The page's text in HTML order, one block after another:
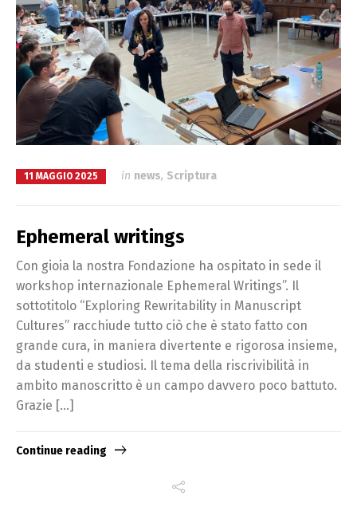
11 MAGGIO 2025 in news, Scriptura
Ephemeral writings
Con gioia la nostra Fondazione ha ospitato in sede il
workshop internazionale Ephemeral Writings”. Il
sottotitolo “Exploring Rewritability in Manuscript
Cultures” racchiude tutto ciò che è stato fatto con
grande cura, in maniera divertente e rigorosa insieme,
da studenti e studiosi. Il tema della riscrivibilità in
ambito manoscritto è un campo davvero poco battuto.
Grazie […]
Continue reading